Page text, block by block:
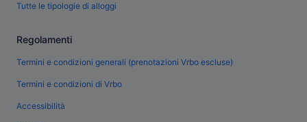
Tutte le tipologie di alloggi
Regolamenti
Termini e condizioni generali (prenotazioni Vrbo escluse)
Termini e condizioni di Vrbo
Accessibilità